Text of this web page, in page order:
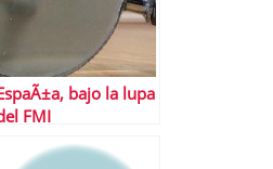
bajo la lupa
FMI